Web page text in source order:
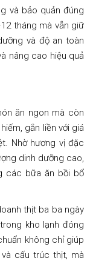
và bảo quản đúng
tháng mà vẫn giữ
và độ an toàn
nâng cao hiệu quả
ăn ngon mà còn
gắn liền với giá
Nhờ hương vị đặc
dinh dưỡng cao,
các bữa ăn bồi bổ
thịt ba ba ngày
kho lạnh đóng
không chỉ giúp
cấu trúc thịt, mà